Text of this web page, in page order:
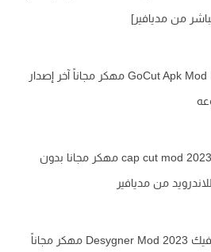
من مديافير]
تحميل تطبيق GoCut Apk Mod Pro 2023 مهكر مجاناً آخر إصدار
تحميل تطبيق كاب كات cap cut mod 2023 مهكر مجانا بدون
من مديافير
تحميل برنامج تصميم جرافيك Desygner Mod 2023 مهكر مجاناً